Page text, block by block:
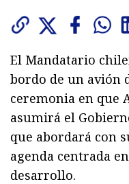
El Mandatario
bordo de un avión
ceremonia en que
asumirá el
que abordará con
agenda centrada
desarrollo.